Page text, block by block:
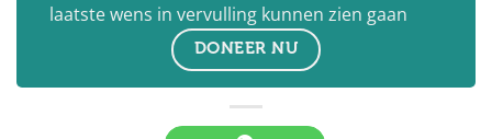
laatste wens in vervulling kunnen zien gaan
DONEER NU